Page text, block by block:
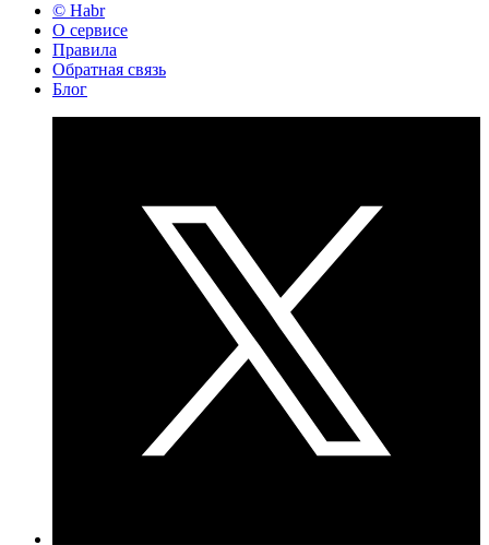
© Habr
О сервисе
Правила
Обратная связь
Блог